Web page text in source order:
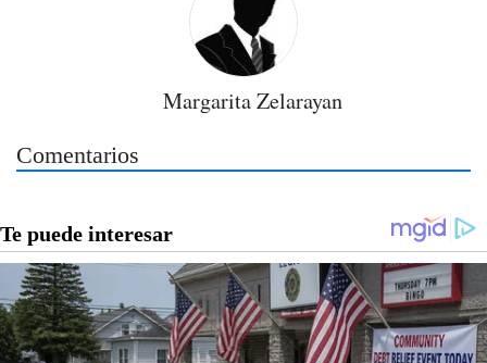
Margarita Zelarayan
Comentarios